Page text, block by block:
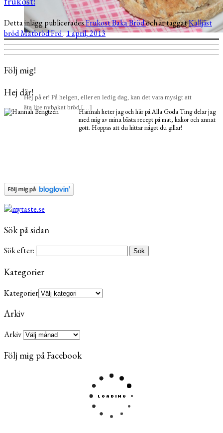
Hej på er! På helgen, eller en ledig dag, kan det vara mysigt att
äta lite nybakat bröd […]
Detta inlägg publiceradesFrukostBakaBrödoch är taggatKalljäst
brödMatbrödFrö.1 april, 2013
Följ mig!
Hej där!
Hannah heter jag och här på Alla Goda Ting delar jag
med mig av mina bästa recept på mat, kakor och annat
gott. Hoppas att du hittar något du gillar!
Sök på sidan
Sök efter:
Kategorier
Kategorier
Arkiv
Arkiv
Följ mig på Facebook